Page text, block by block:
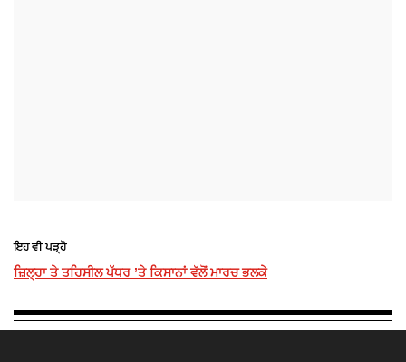
ਇਹ ਵੀ ਪੜ੍ਹੋ
ਜ਼ਿਲ੍ਹਾ ਤੇ ਤਹਿਸੀਲ ਪੱਧਰ ’ਤੇ ਕਿਸਾਨਾਂ ਵੱਲੋਂ ਮਾਰਚ ਭਲਕੇ